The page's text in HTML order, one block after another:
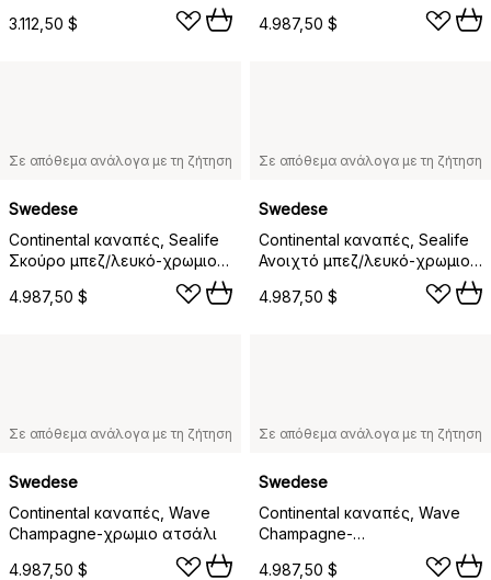
3.112,50 $
4.987,50 $
Σε απόθεμα ανάλογα με τη ζήτηση
Swedese
Continental καναπές, Sealife
Σκούρο μπεζ/λευκό-χρωμιο
4.987,50 $
Σε απόθεμα ανάλογα με τη ζήτηση
Swedese
Continental καναπές, Sealife
Ανοιχτό μπεζ/λευκό-χρωμιο
4.987,50 $
Σε απόθεμα ανάλογα με τη ζήτηση
Swedese
Continental καναπές, Wave
Champagne-χρωμιο ατσάλι
4.987,50 $
Σε απόθεμα ανάλογα με τη ζήτηση
Swedese
Continental καναπές, Wave
Champagne-
μαυρολακαρισμένο ατσάλι
4.987,50 $